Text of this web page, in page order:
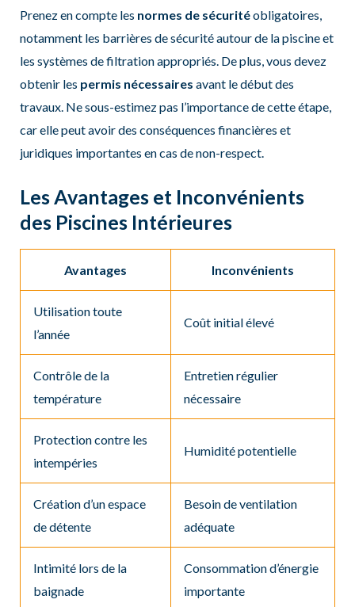
Prenez en compte les normes de sécuritéobligatoires,
notamment les barrières de sécurité autour de la piscine et
les systèmes de filtration appropriés. De plus, vous devez
obtenir les permis nécessaires avant le début des
travaux. Ne sous-estimez pas l’importance de cette étape,
car elle peut avoir des conséquences financières et
juridiques importantes en cas de non-respect.
Les Avantages et Inconvénients
des Piscines Intérieures
Avantages Inconvénients
Utilisation toute
l’année
Coût initial élevé
Contrôle de la
température
Entretien régulier
nécessaire
Protection contre les
intempéries
Humidité potentielle
Création d’un espace
de détente
Besoin de ventilation
adéquate
Intimité lors de la
baignade
Consommation d’énergie
importante